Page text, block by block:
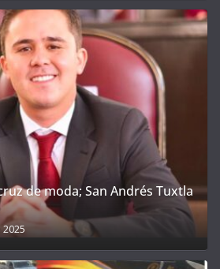
de moda; San Andrés Tuxtla
2025